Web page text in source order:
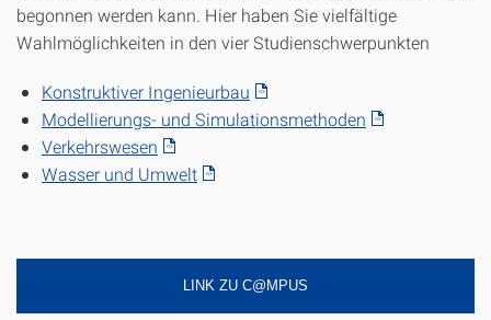
begonnen werden kann. Hier haben Sie vielfältige
Wahlmöglichkeiten in den vier Studienschwerpunkten
Konstruktiver Ingenieurbau
Modellierungs- und Simulationsmethoden
Verkehrswesen
Wasser und Umwelt
LINK ZU C@MPUS